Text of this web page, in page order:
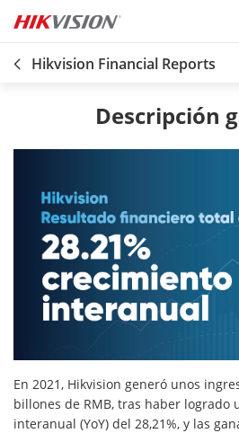
Skip to content
Hikvision Financial Reports
Descripción
En 2021, Hikvision generó unos
billones de RMB, tras haber logrado
interanual (YoY) del 28,21%, y las